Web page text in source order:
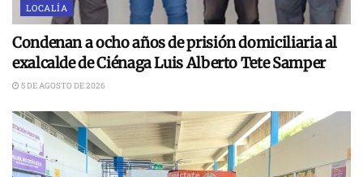
LOCALÍA
Condenan a ocho años de prisión domiciliaria al
exalcalde de Ciénaga Luis Alberto Tete Samper
5 DE AGOSTO DE 2026